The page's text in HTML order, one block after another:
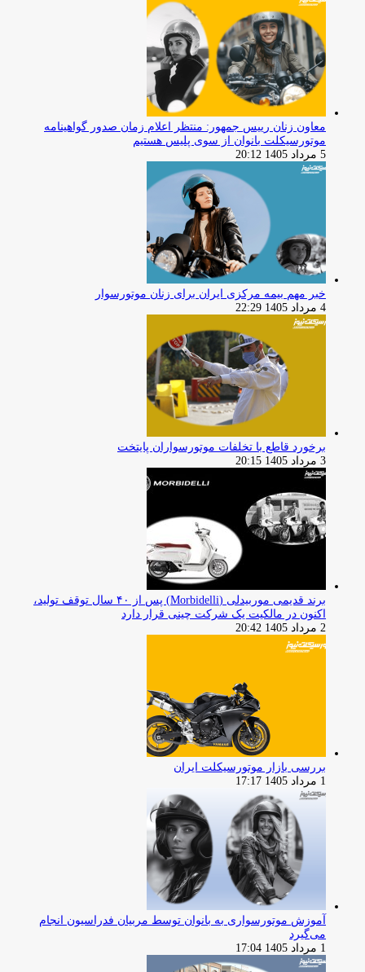
معاون زنان رییس جمهور: منتظر اعلام زمان صدور گواهینامه
موتورسیکلت بانوان از سوی پلیس هستیم
5 مرداد 1405 20:12
خبر مهم بیمه مرکزی ایران برای زنان موتورسوار
4 مرداد 1405 22:29
برخورد قاطع با تخلفات موتورسواران پایتخت
3 مرداد 1405 20:15
برند قدیمی موربیدلی (Morbidelli) پس از ۴۰ سال توقف تولید،
اکنون در مالکیت یک شرکت چینی قرار دارد
2 مرداد 1405 20:42
بررسی بازار موتورسیکلت ایران
1 مرداد 1405 17:17
آموزش موتورسواری به بانوان توسط مربیان فدراسیون انجام
می‌گیرد
1 مرداد 1405 17:04